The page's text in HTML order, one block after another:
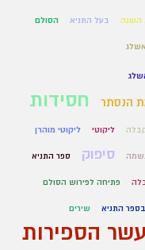
השנה בעל התניא הסולם
הנסתר חסידות
ליקוטי ליקוטי מוהרן
סיפוק ספר התניא
פתיחה לפירוש הסולם
התניא שירים
הספירות